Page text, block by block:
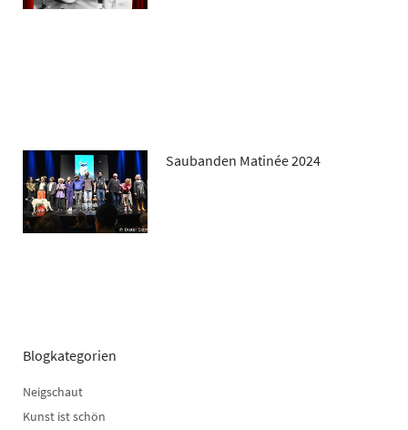
Saubanden Matinée 2024
Blogkategorien
Neigschaut
Kunst ist schön